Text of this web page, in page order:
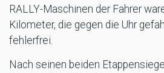
RALLY-Maschinen der Fahrer
Kilometer, die gegen die Uhr
fehlerfrei.
Nach seinen beiden